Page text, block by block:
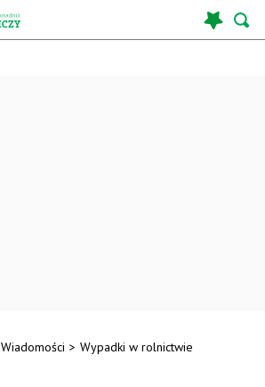
Wiadomości > Wypadki w rolnictwie